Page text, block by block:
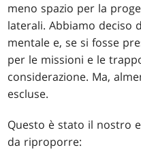
meno spazio per la
laterali. Abbiamo deciso
mentale e, se si fosse
per le missioni e le
considerazione. Ma,
escluse.
Questo è stato il nostro
da riproporre: